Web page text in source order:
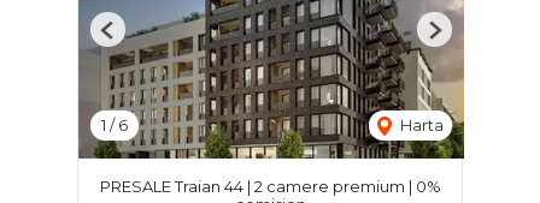
1 /6 Harta
Previous Next
PRESALE Traian 44 | 2 camere premium | 0%